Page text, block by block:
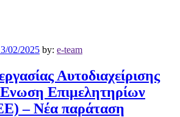
02/2025 by: e-team
Αυτοδιαχείρισης
Επιμελητηρίων
– Νέα παράταση